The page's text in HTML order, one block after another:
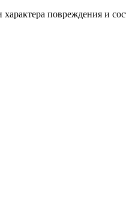
повреждения и